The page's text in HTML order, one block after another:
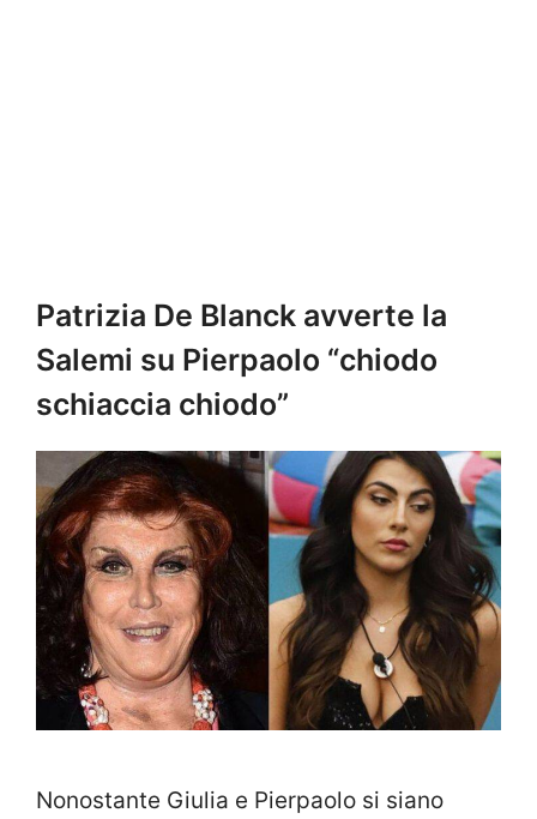
Patrizia De Blanck avverte la
Salemi su Pierpaolo “chiodo
schiaccia chiodo”
Nonostante Giulia e Pierpaolo si siano